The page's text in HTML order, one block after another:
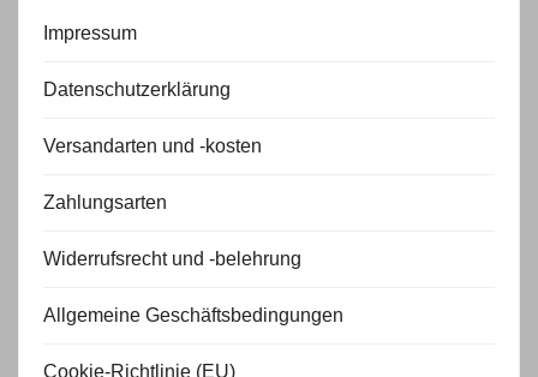
Impressum
Datenschutzerklärung
Versandarten und -kosten
Zahlungsarten
Widerrufsrecht und -belehrung
Allgemeine Geschäftsbedingungen
Cookie-Richtlinie (EU)